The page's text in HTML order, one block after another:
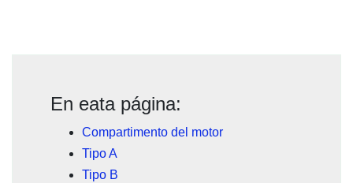
En eata página:
Compartimento del motor
Tipo A
Tipo B